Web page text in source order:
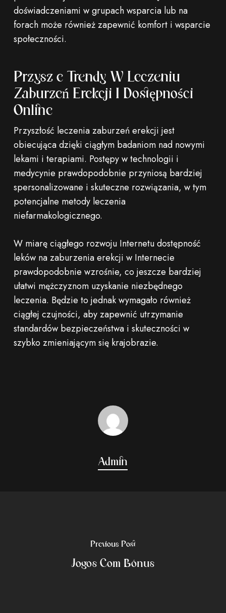
doświadczeniami w grupach wsparcia lub na
forach może również zapewnić komfort i wsparcie
społeczności.
Przyszłe Trendy W Leczeniu
Zaburzeń Erekcji I Dostępności
Online
Przyszłość leczenia zaburzeń erekcji jest
obiecująca dzięki ciągłym badaniom nad nowymi
lekami i terapiami. Postępy w technologii i
medycynie prawdopodobnie przyniosą bardziej
spersonalizowane i skuteczne rozwiązania, w tym
potencjalne metody leczenia
niefarmakologicznego.
W miarę ciągłego rozwoju Internetu dostępność
leków na zaburzenia erekcji w Internecie
prawdopodobnie wzrośnie, co jeszcze bardziej
ułatwi mężczyznom uzyskanie niezbędnego
leczenia. Będzie to jednak wymagało również
ciągłej czujności, aby zapewnić utrzymanie
standardów bezpieczeństwa i skuteczności w
szybko zmieniającym się krajobrazie.
Admin
Previous Post
Jogos Com Bónus